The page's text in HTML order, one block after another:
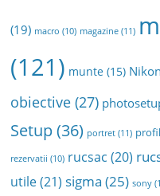
(19) macro (10) magazine (11)
(121) munte (15) Nikon
obiective (27)
Setup(36) portret (11)
rezervatii (10) rucsac (20)
utile(21) sigma (25) sony